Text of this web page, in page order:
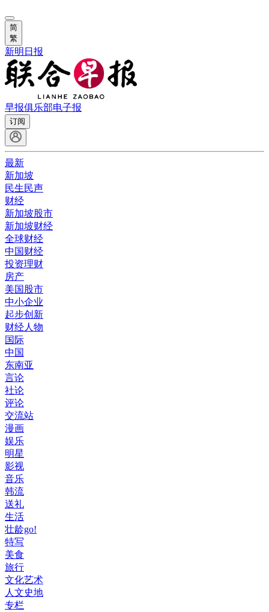
简
繁
新明日报
早报俱乐部电子报
订阅
最新
新加坡
民生民声
财经
新加坡股市
新加坡财经
全球财经
中国财经
投资理财
房产
美国股市
中小企业
起步创新
财经人物
国际
中国
东南亚
言论
社论
评论
交流站
漫画
娱乐
明星
影视
音乐
韩流
送礼
生活
壮龄go!
特写
美食
旅行
文化艺术
人文史地
专栏